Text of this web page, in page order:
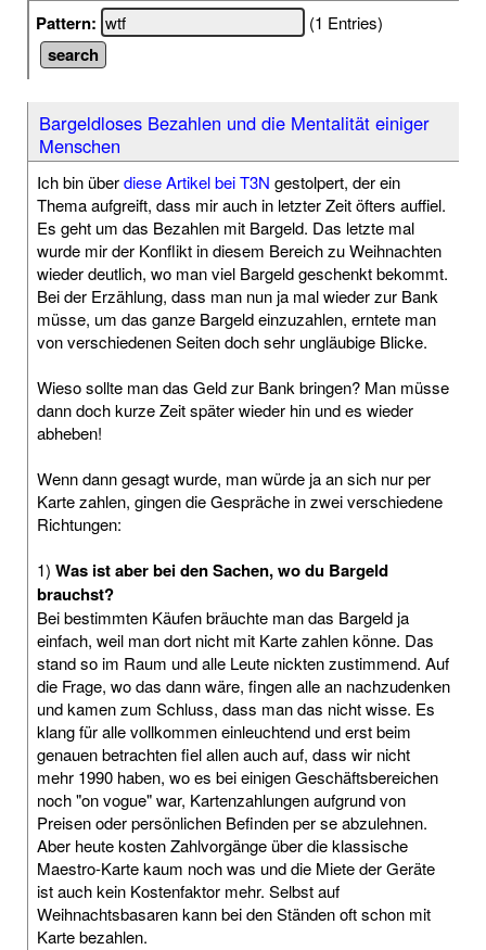
Pattern:
(1 Entries)
Bargeldloses Bezahlen und die Mentalität einiger
Menschen
Ich bin überdiese Artikel bei T3N gestolpert, der ein
Thema aufgreift, dass mir auch in letzter Zeit öfters auffiel.
Es geht um das Bezahlen mit Bargeld. Das letzte mal
wurde mir der Konflikt in diesem Bereich zu Weihnachten
wieder deutlich, wo man viel Bargeld geschenkt bekommt.
Bei der Erzählung, dass man nun ja mal wieder zur Bank
müsse, um das ganze Bargeld einzuzahlen, erntete man
von verschiedenen Seiten doch sehr ungläubige Blicke.
Wieso sollte man das Geld zur Bank bringen? Man müsse
dann doch kurze Zeit später wieder hin und es wieder
abheben!
Wenn dann gesagt wurde, man würde ja an sich nur per
Karte zahlen, gingen die Gespräche in zwei verschiedene
Richtungen:
1) Was ist aber bei den Sachen, wo du Bargeld
brauchst?
Bei bestimmten Käufen bräuchte man das Bargeld ja
einfach, weil man dort nicht mit Karte zahlen könne. Das
stand so im Raum und alle Leute nickten zustimmend. Auf
die Frage, wo das dann wäre, fingen alle an nachzudenken
und kamen zum Schluss, dass man das nicht wisse. Es
klang für alle vollkommen einleuchtend und erst beim
genauen betrachten fiel allen auch auf, dass wir nicht
mehr 1990 haben, wo es bei einigen Geschäftsbereichen
noch "on vogue" war, Kartenzahlungen aufgrund von
Preisen oder persönlichen Befinden per se abzulehnen.
Aber heute kosten Zahlvorgänge über die klassische
Maestro-Karte kaum noch was und die Miete der Geräte
ist auch kein Kostenfaktor mehr. Selbst auf
Weihnachtsbasaren kann bei den Ständen oft schon mit
Karte bezahlen.